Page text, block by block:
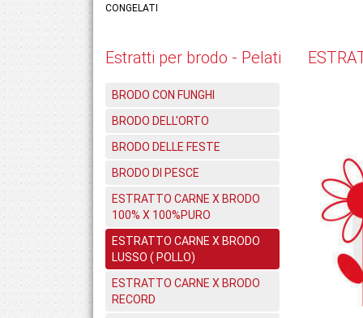
CONGELATI
Estratti per brodo - Pelati
BRODO CON FUNGHI
BRODO DELL'ORTO
BRODO DELLE FESTE
BRODO DI PESCE
ESTRATTO CARNE X BRODO
100% X 100%PURO
ESTRATTO CARNE X BRODO
LUSSO ( POLLO)
ESTRATTO CARNE X BRODO
RECORD